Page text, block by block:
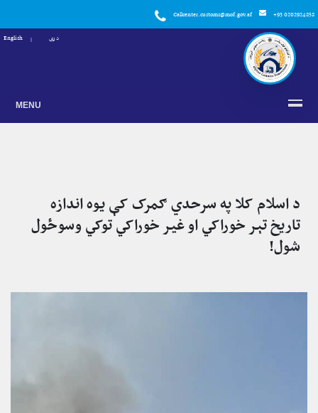
Callcenter.customs@mof.gov.af +93 0202924858
دری English
MENU
د اسلام کلا په سرحدي ګمرک کې یوه اندازه
تاریخ تېر خوراکي او غیر خوراکي توکي وسوځول
شول!